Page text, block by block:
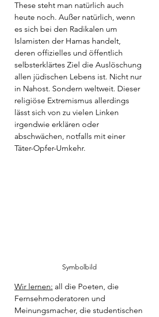
These steht man natürlich auch
heute noch. Außer natürlich, wenn
es sich bei den Radikalen um
Islamisten der Hamas handelt,
deren offizielles und öffentlich
selbsterklärtes Ziel die Auslöschung
allen jüdischen Lebens ist. Nicht nur
in Nahost. Sondern weltweit. Dieser
religiöse Extremismus allerdings
lässt sich von zu vielen Linken
irgendwie erklären oder
abschwächen, notfalls mit einer
Täter-Opfer-Umkehr.
Symbolbild
Wir lernen: all die Poeten, die
Fernsehmoderatoren und
Meinungsmacher, die studentischen